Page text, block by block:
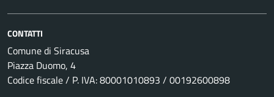
CONTATTI
Comune di Siracusa
Piazza Duomo, 4
Codice fiscale / P. IVA: 80001010893 / 00192600898